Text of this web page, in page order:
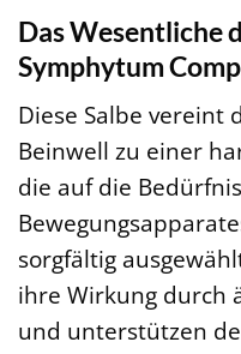
Das Wesentliche
Symphytum
Diese Salbe vereint
Beinwell zu einer
die auf die
sorgfältig
ihre Wirkung durch
und unterstützen